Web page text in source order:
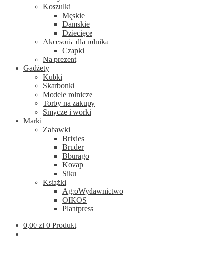
Koszulki
Męskie
Damskie
Dziecięce
Akcesoria dla rolnika
Czapki
Na prezent
Gadżety
Kubki
Skarbonki
Modele rolnicze
Torby na zakupy
Smycze i worki
Marki
Zabawki
Brixies
Bruder
Bburago
Kovap
Siku
Książki
AgroWydawnictwo
OIKOS
Plantpress
0,00 zł 0 Produkt